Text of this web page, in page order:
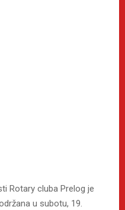
Rotary cluba Prelog je
u subotu, 19.